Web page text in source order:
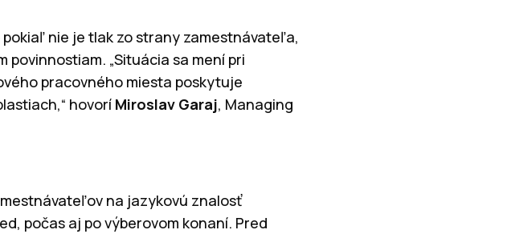
nie je tlak zo strany zamestnávateľa,
„Situácia sa mení pri
pracovného miesta poskytuje
hovorí Miroslav Garaj, Managing
na jazykovú znalosť
počas aj po výberovom konaní. Pred